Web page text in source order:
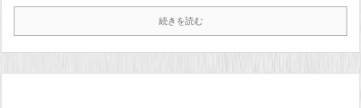
続きを読む